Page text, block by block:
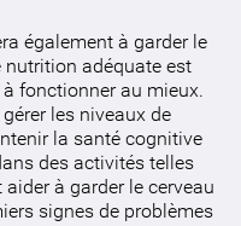
également à garder le
nutrition adéquate est
fonctionner au mieux.
les niveaux de
la santé cognitive
des activités telles
à garder le cerveau
signes de problèmes